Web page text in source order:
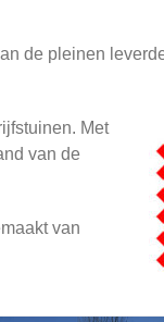
de pleinen
Met
van de
van